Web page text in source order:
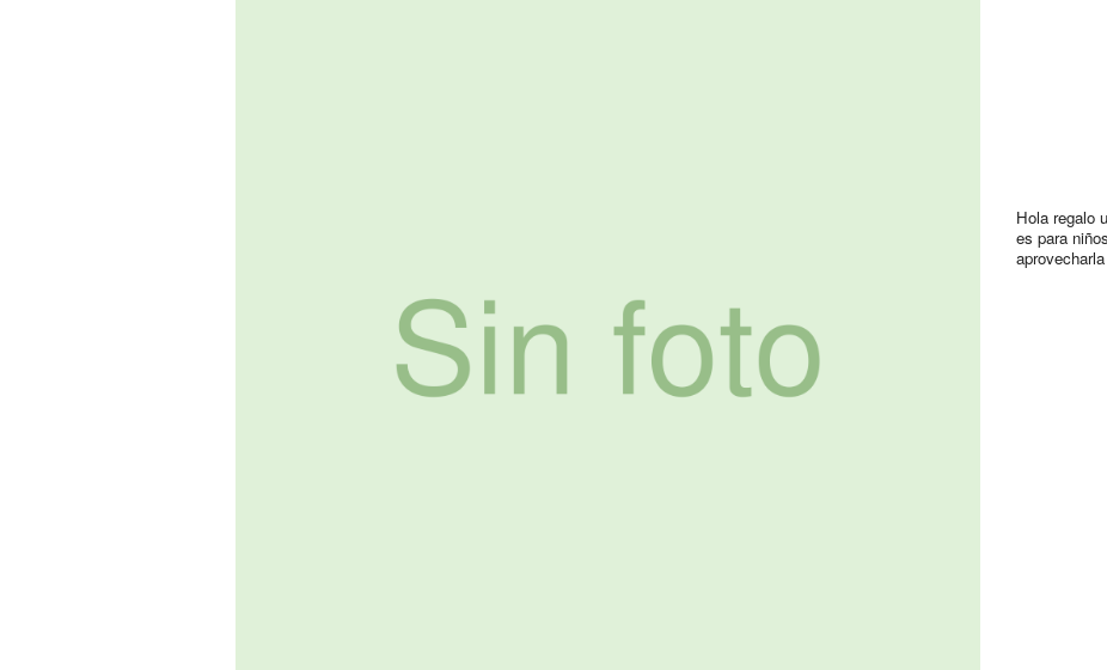
Hola regalo
es para
aprovecharla